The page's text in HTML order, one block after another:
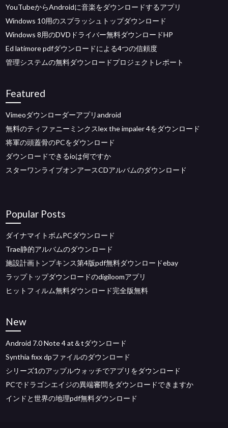
YouTubeからAndroidに音楽をダウンロードするアプリ
Windows 10用のスプラッシュトップダウンロード
Windows 8用のDVDドライバー無料ダウンロードHP
Ed latimore pdfダウンロードによる4つの信頼度
管理システムの無料ダウンロードプロジェクトレポート
Featured
Vimeoダウンローダーアプリandroid
無料のティファニーミンクスlex the impaler 4をダウンロード
将軍の頭蓋骨のPCをダウンロード
ダウンロードできるioは何ですか
スターワンライブオンアースCDアルバムのダウンロード
Popular Posts
ダイナマイトボムPCダウンロード
Trae静的アルバムのダウンロード
施設計画トンプキンス第4版pdf無料ダウンロードebay
ラップトップダウンロードのdigiloomアプリ
ヒットフィルム無料ダウンロード完全版無料
New
Android 7.0 Note 4 at＆tダウンロード
Synthia fixx dpファイルのダウンロード
シリーズ1のアップルウォッチでアプリをダウンロード
PCでドラゴンエイジの異端審問をダウンロードできますか
インドと世界の地理pdf無料ダウンロード